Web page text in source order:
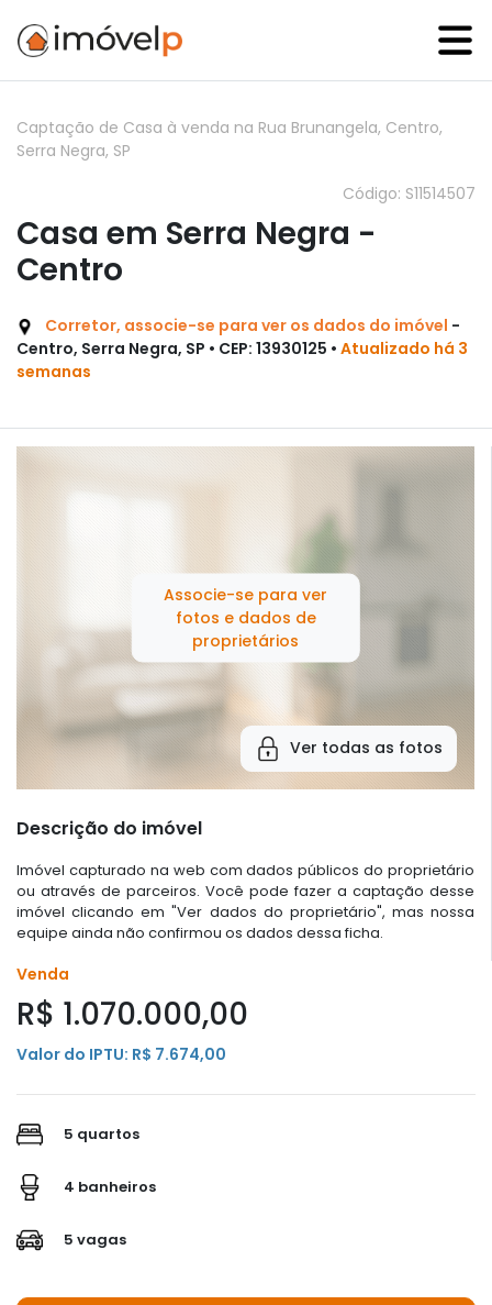
Captação de Casa à venda na Rua Brunangela, Centro,
Serra Negra, SP
Código: S11514507
Casa em Serra Negra -
Centro
Corretor, associe-se para ver os dados do imóvel -
Centro, Serra Negra, SP • CEP: 13930125 • Atualizado há 3
semanas
Associe-se para ver
fotos e dados de
proprietários
Ver todas as fotos
Descrição do imóvel
Imóvel capturado na web com dados públicos do proprietário
ou através de parceiros. Você pode fazer a captação desse
imóvel clicando em "Ver dados do proprietário", mas nossa
equipe ainda não confirmou os dados dessa ficha.
Venda
R$ 1.070.000,00
Valor do IPTU: R$ 7.674,00
5 quartos
4 banheiros
5 vagas